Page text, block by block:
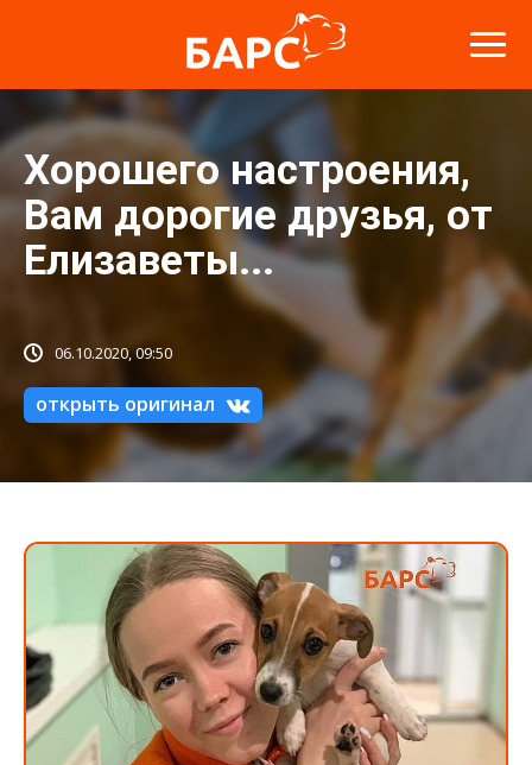
Хорошего настроения,
Вам дорогие друзья, от
Елизаветы...
06.10.2020, 09:50
открыть оригинал